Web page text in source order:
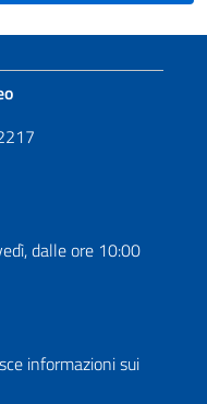
dalle ore 10:00
informazioni sui